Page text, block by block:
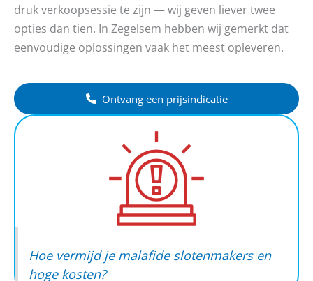
druk verkoopsessie te zijn — wij geven liever twee
opties dan tien. In Zegelsem hebben wij gemerkt dat
eenvoudige oplossingen vaak het meest opleveren.
Ontvang een prijsindicatie
Hoe vermijd je malafide slotenmakers en
hoge kosten?